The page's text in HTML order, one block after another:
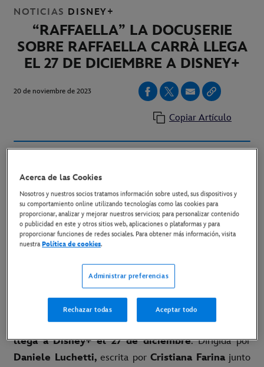
NOTICIAS DISNEY+
“RAFFAELLA” LA DOCUSERIE
SOBRE RAFFAELLA CARRÀ LLEGA
EL 27 DE DICIEMBRE A DISNEY+
20 de noviembre de 2023
Copiar Artículo
dirigida por Daniele Luchetti
LINK AL PÓSTER
Madrid, 20 de noviembre de 2023.-“Raffaella
docuserie original italiana dedicada aRaffaella Carrà
llega a Disney+ el 27 de diciembre. Dirigida por
Daniele Luchetti, escrita por Cristiana Farinajunto
Acerca de las Cookies
Nosotros y nuestros socios tratamos información sobre usted, sus dispositivos y
su comportamiento online utilizando tecnologías como las cookies para
proporcionar, analizar y mejorar nuestros servicios; para personalizar contenido
o publicidad en este y otros sitios web, aplicaciones o plataformas y para
proporcionar funciones de redes sociales. Para obtener más información, visita
nuestraPolítica de cookies.
Administrar preferencias
Rechazar todas Aceptar todo